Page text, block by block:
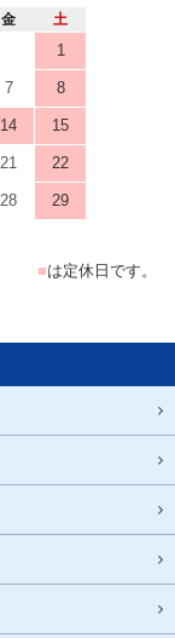
金 土
1
7 8
14 15
21 22
28 29
■は定休日です。